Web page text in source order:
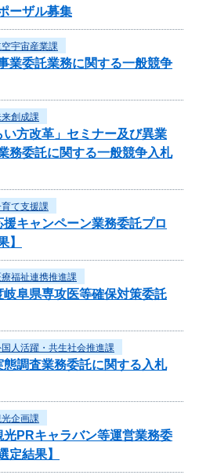
ーザル募集
宇宙産業課
業委託業務に関する一般競争
創成課
方改革」セミナー及び異業
務委託に関する一般競争入札
て支援課
キャンペーン業務委託プロ
】
福祉連携推進課
岐阜県専攻医等確保対策委託
人活躍・共生社会推進課
調査業務委託に関する入札
企画課
PRキャラバン等運営業務委
定結果】